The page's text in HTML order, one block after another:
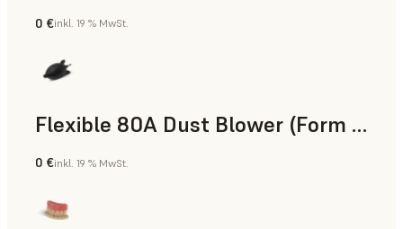
SLS-Pulver
0 €inkl. 19 % MwSt.
Flexible 80A Dust Blower (Form 4)
0 €inkl. 19 % MwSt.